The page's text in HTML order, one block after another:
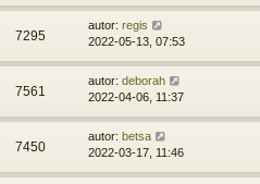
7295
autor: regis
2022-05-13, 07:53
7561
autor: deborah
2022-04-06, 11:37
7450
autor: betsa
2022-03-17, 11:46